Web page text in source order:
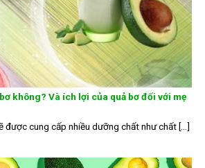
không? Và ích lợi của quả bơ đối với mẹ
được cung cấp nhiều dưỡng chất như chất [...]